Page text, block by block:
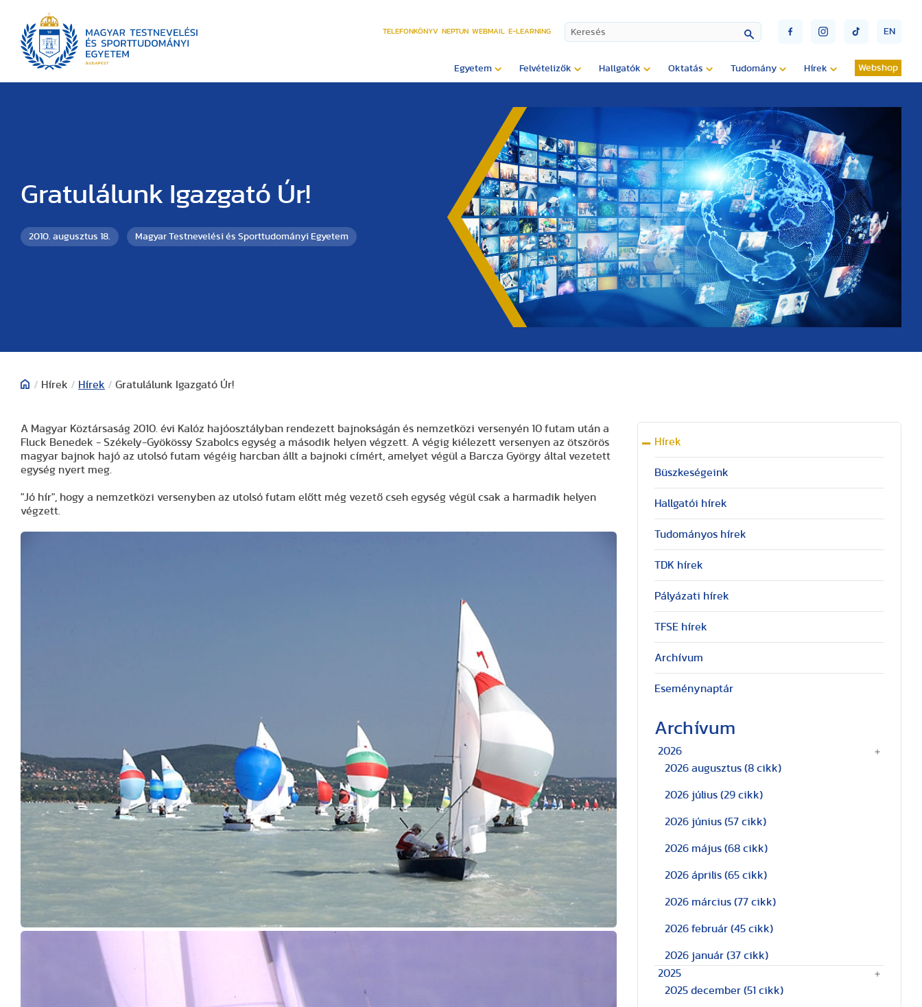
TELEFONKÖNYV NEPTUN WEBMAIL E-LEARNING EN
Egyetem Felvételizők Hallgatók Oktatás Tudomány Hírek Webshop
Gratulálunk Igazgató Úr!
2010. augusztus 18. Magyar Testnevelési és Sporttudományi Egyetem
/ Hírek / Hírek / Gratulálunk Igazgató Úr!
A Magyar Köztársaság 2010. évi Kalóz hajóosztályban rendezett bajnokságán és nemzetközi versenyén 10 futam után a
Fluck Benedek - Székely-Gyökössy Szabolcs egység a második helyen végzett. A végig kiélezett versenyen az ötszörös
magyar bajnok hajó az utolsó futam végéig harcban állt a bajnoki címért, amelyet végül a Barcza György által vezetett
egység nyert meg.
"Jó hír", hogy a nemzetközi versenyben az utolsó futam előtt még vezető cseh egység végül csak a harmadik helyen
végzett.
Hírek
Büszkeségeink
Hallgatói hírek
Tudományos hírek
TDK hírek
Pályázati hírek
TFSE hírek
Archívum
Eseménynaptár
Archívum
2026
2026 augusztus (8 cikk)
2026 július (29 cikk)
2026 június (57 cikk)
2026 május (68 cikk)
2026 április (65 cikk)
2026 március (77 cikk)
2026 február (45 cikk)
2026 január (37 cikk)
2025
2025 december (51 cikk)